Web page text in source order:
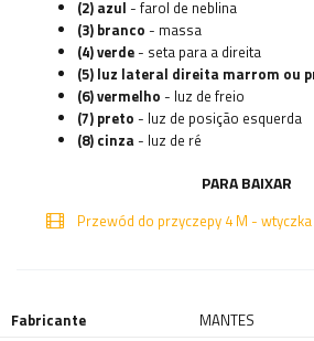
(2) azul - farol de neblina
(3) branco - massa
(4) verde - seta para a direita
(5) luz lateral direita marrom ou
(6) vermelho - luz de freio
(7) preto - luz de posição esquerda
(8) cinza - luz de ré
PARA BAIXAR
Przewód do przyczepy 4 M -
Fabricante
MANTES